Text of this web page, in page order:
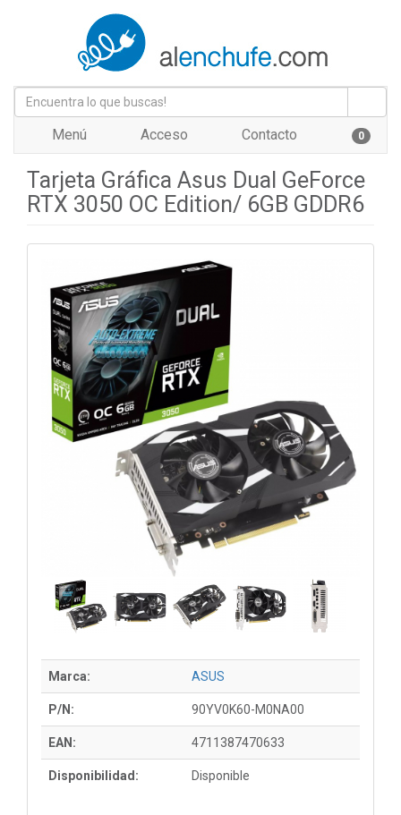
Menú Acceso Contacto 0
Tarjeta Gráfica Asus Dual GeForce
RTX 3050 OC Edition/ 6GB GDDR6
Marca: ASUS
P/N: 90YV0K60-M0NA00
EAN: 4711387470633
Disponibilidad: Disponible